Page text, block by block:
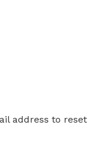
address to reset